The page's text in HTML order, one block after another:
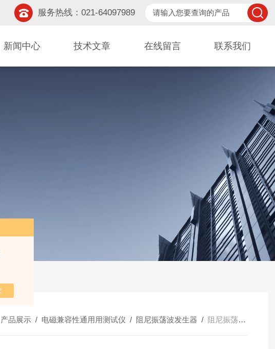
服务热线：021-64097989
新闻中心 技术文章 在线留言 联系我们
产品展示/ 电磁兼容性通用用测试仪 / 阻尼振荡波发生器 / 阻尼振荡波发生器